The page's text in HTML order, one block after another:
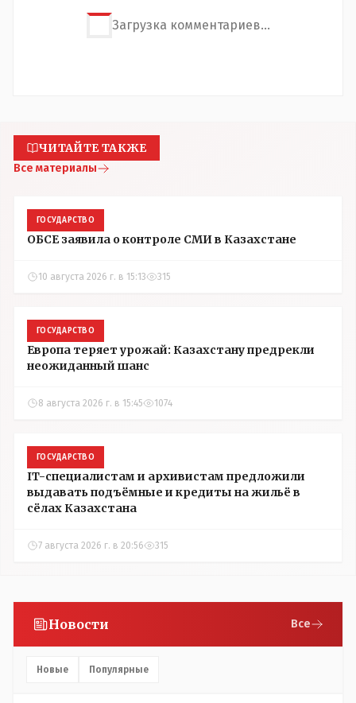
Загрузка комментариев...
ЧИТАЙТЕ ТАКЖЕ
Все материалы
ГОСУДАРСТВО
ОБСЕ заявила о контроле СМИ в Казахстане
10 августа 2026 г. в 15:13 315
ГОСУДАРСТВО
Европа теряет урожай: Казахстану предрекли
неожиданный шанс
8 августа 2026 г. в 15:45 1074
ГОСУДАРСТВО
IT-специалистам и архивистам предложили
выдавать подъёмные и кредиты на жильё в
сёлах Казахстана
7 августа 2026 г. в 20:56 315
Новости Все
Новые Популярные